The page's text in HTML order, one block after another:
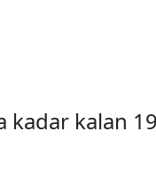
kadar kalan